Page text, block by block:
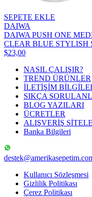
SEPETE EKLE
DAIWA
DAIWA PUSH ONE
CLEAR BLUE STYLISH
$23,00
NASIL ÇALIŞIR?
TREND ÜRÜNLER
İLETİŞİM
SIKÇA
BLOG YAZILARI
ÜCRETLER
ALIŞVERİŞ
Banka Bilgileri
Kullanıcı Sözleşmesi
Gizlilik Politikası
Çerez Politikası